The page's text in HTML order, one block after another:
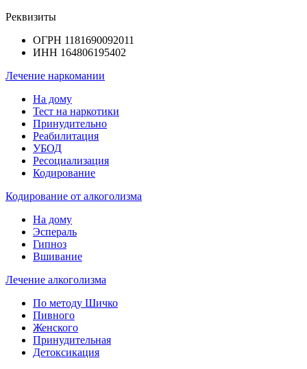
Реквизиты
ОГРН 1181690092011
ИНН 164806195402
Лечение наркомании
На дому
Тест на наркотики
Принудительно
Реабилитация
УБОД
Ресоциализация
Кодирование
Кодирование от алкоголизма
На дому
Эспераль
Гипноз
Вшивание
Лечение алкоголизма
По методу Шичко
Пивного
Женского
Принудительная
Детоксикация